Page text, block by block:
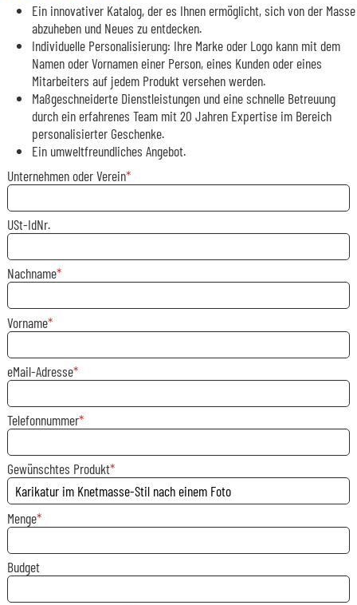
Ein innovativer Katalog, der es Ihnen ermöglicht, sich von der Masse
abzuheben und Neues zu entdecken.
Individuelle Personalisierung: Ihre Marke oder Logo kann mit dem
Namen oder Vornamen einer Person, eines Kunden oder eines
Mitarbeiters auf jedem Produkt versehen werden.
Maßgeschneiderte Dienstleistungen und eine schnelle Betreuung
durch ein erfahrenes Team mit 20 Jahren Expertise im Bereich
personalisierter Geschenke.
Ein umweltfreundliches Angebot.
Unternehmen oder Verein
USt-IdNr.
Nachname
Vorname
eMail-Adresse
Telefonnummer
Gewünschtes Produkt
Menge
Budget